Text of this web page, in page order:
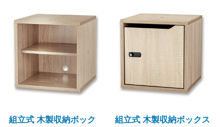
組立式 木製収納ボック
組立式 木製収納ボックス